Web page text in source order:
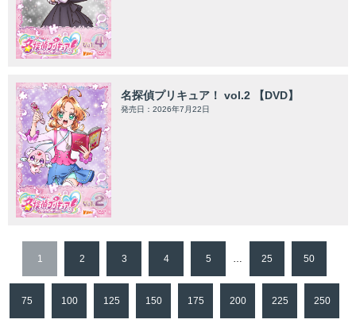
名探偵プリキュア！ vol.2 【DVD】
発売日：2026年7月22日
1 2 3 4 5 25 50
75 100 125 150 175 200 225 250